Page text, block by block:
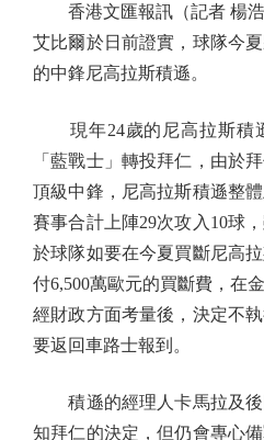
香港文匯報訊（記者 楊浩
艾比爾於日前證實，球隊今
的中鋒尼高拉斯積遜。
現年24歲的尼高拉斯積
「藍戰士」轉投拜仁，由於
頂級中鋒，尼高拉斯積遜整
賽事合計上陣29次攻入10球
於球隊如要在今夏買斷尼高
付6,500萬歐元的買斷費，在
經財政方面考量後，決定不
要返回車路士報到。
積遜的經理人卡馬拉及後
知拜仁的決定，但仍會專心